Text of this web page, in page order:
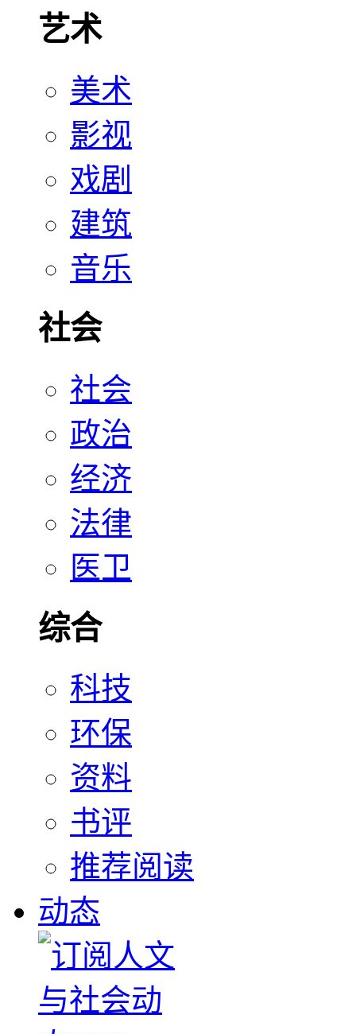
艺术
美术
影视
戏剧
建筑
音乐
社会
社会
政治
经济
法律
医卫
综合
科技
环保
资料
书评
推荐阅读
动态